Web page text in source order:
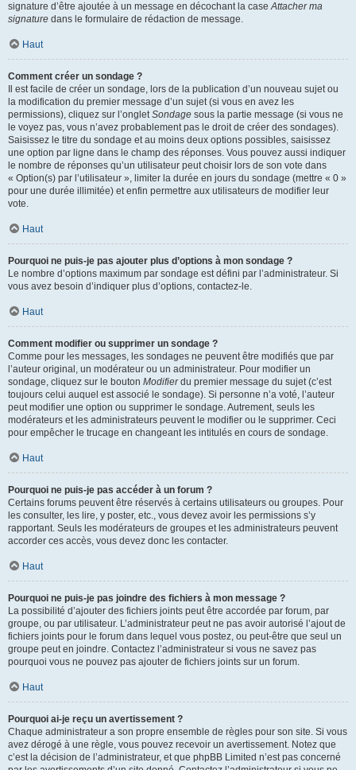
signature d’être ajoutée à un message en décochant la caseAttacher ma
signature dans le formulaire de rédaction de message.
Haut
Comment créer un sondage ?
Il est facile de créer un sondage, lors de la publication d’un nouveau sujet ou
la modification du premier message d’un sujet (si vous en avez les
permissions), cliquez sur l’ongletSondage sous la partie message (si vous ne
le voyez pas, vous n’avez probablement pas le droit de créer des sondages).
Saisissez le titre du sondage et au moins deux options possibles, saisissez
une option par ligne dans le champ des réponses. Vous pouvez aussi indiquer
le nombre de réponses qu’un utilisateur peut choisir lors de son vote dans
« Option(s) par l’utilisateur », limiter la durée en jours du sondage (mettre « 0 »
pour une durée illimitée) et enfin permettre aux utilisateurs de modifier leur
vote.
Haut
Pourquoi ne puis-je pas ajouter plus d’options à mon sondage ?
Le nombre d’options maximum par sondage est défini par l’administrateur. Si
vous avez besoin d’indiquer plus d’options, contactez-le.
Haut
Comment modifier ou supprimer un sondage ?
Comme pour les messages, les sondages ne peuvent être modifiés que par
l’auteur original, un modérateur ou un administrateur. Pour modifier un
sondage, cliquez sur le bouton Modifierdu premier message du sujet (c’est
toujours celui auquel est associé le sondage). Si personne n’a voté, l’auteur
peut modifier une option ou supprimer le sondage. Autrement, seuls les
modérateurs et les administrateurs peuvent le modifier ou le supprimer. Ceci
pour empêcher le trucage en changeant les intitulés en cours de sondage.
Haut
Pourquoi ne puis-je pas accéder à un forum ?
Certains forums peuvent être réservés à certains utilisateurs ou groupes. Pour
les consulter, les lire, y poster, etc., vous devez avoir les permissions s’y
rapportant. Seuls les modérateurs de groupes et les administrateurs peuvent
accorder ces accès, vous devez donc les contacter.
Haut
Pourquoi ne puis-je pas joindre des fichiers à mon message ?
La possibilité d’ajouter des fichiers joints peut être accordée par forum, par
groupe, ou par utilisateur. L’administrateur peut ne pas avoir autorisé l’ajout de
fichiers joints pour le forum dans lequel vous postez, ou peut-être que seul un
groupe peut en joindre. Contactez l’administrateur si vous ne savez pas
pourquoi vous ne pouvez pas ajouter de fichiers joints sur un forum.
Haut
Pourquoi ai-je reçu un avertissement ?
Chaque administrateur a son propre ensemble de règles pour son site. Si vous
avez dérogé à une règle, vous pouvez recevoir un avertissement. Notez que
c’est la décision de l’administrateur, et que phpBB Limited n’est pas concerné